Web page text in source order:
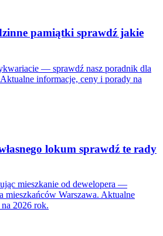
pamiątki sprawdź jakie
— sprawdź nasz poradnik dla
informacje, ceny i porady na
lokum sprawdź te rady
mieszkanie od dewelopera —
mieszkańców Warszawa. Aktualne
2026 rok.